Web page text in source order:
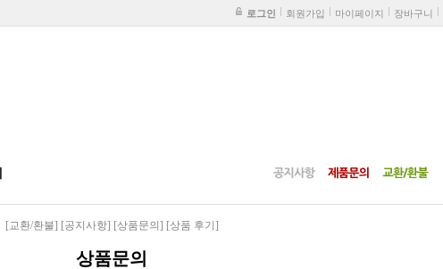
로그인 회원가입 마이페이지 장바구니
[교환/환불] [공지사항] [상품문의] [상품 후기]
상품문의